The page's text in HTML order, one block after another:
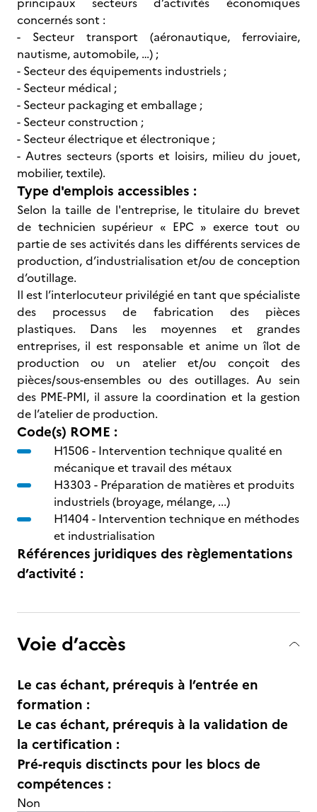
concernés sont :
- Secteur transport (aéronautique, ferroviaire,
nautisme, automobile, …) ;
- Secteur des équipements industriels ;
- Secteur médical ;
- Secteur packaging et emballage ;
- Secteur construction ;
- Secteur électrique et électronique ;
- Autres secteurs (sports et loisirs, milieu du jouet,
mobilier, textile).
Type d'emplois accessibles :
Selon la taille de l'entreprise, le titulaire du brevet
de technicien supérieur « EPC » exerce tout ou
partie de ses activités dans les différents services de
production, d’industrialisation et/ou de conception
d’outillage.
Il est l’interlocuteur privilégié en tant que spécialiste
des processus de fabrication des pièces
plastiques. Dans les moyennes et grandes
entreprises, il est responsable et anime un îlot de
production ou un atelier et/ou conçoit des
pièces/sous-ensembles ou des outillages. Au sein
des PME-PMI, il assure la coordination et la gestion
de l’atelier de production.
Code(s) ROME :
H1506 - Intervention technique qualité en
mécanique et travail des métaux
H3303 - Préparation de matières et produits
industriels (broyage, mélange, ...)
H1404 - Intervention technique en méthodes
et industrialisation
Références juridiques des règlementations
d’activité :
Voie d’accès
Le cas échant, prérequis à l’entrée en
formation :
Le cas échant, prérequis à la validation de
la certification :
Pré-requis disctincts pour les blocs de
compétences :
Non